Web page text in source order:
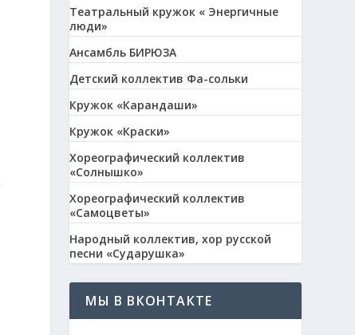
Театральный кружок « Энергичные
люди»
Ансамбль БИРЮЗА
Детский коллектив Фа-сольки
Кружок «Карандаши»
Кружок «Краски»
Хореографический коллектив
«Солнышко»
Хореографический коллектив
«Самоцветы»
Народный коллектив, хор русской
песни «Сударушка»
МЫ В ВКОНТАКТЕ